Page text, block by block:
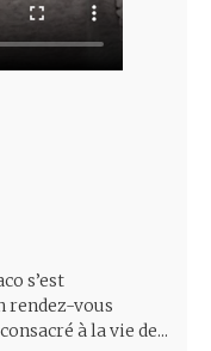
s’est
rendez-vous
à la vie de...